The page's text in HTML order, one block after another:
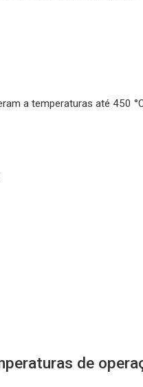
a temperaturas até 450
de